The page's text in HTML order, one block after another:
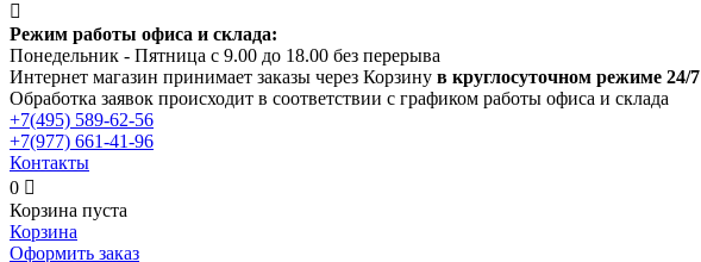

Режим работы офиса и склада:
Понедельник - Пятница с 9.00 до 18.00 без перерыва
Интернет магазин принимает заказы через Корзину в круглосуточном режиме 24/7
Обработка заявок происходит в соответствии с графиком работы офиса и склада
+7(495) 589-62-56
+7(977) 661-41-96
Контакты
0 
Корзина пуста
Корзина
Оформить заказ